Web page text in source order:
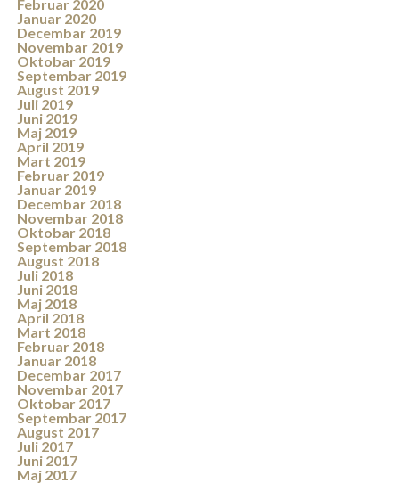
Februar 2020
Januar 2020
Decembar 2019
Novembar 2019
Oktobar 2019
Septembar 2019
August 2019
Juli 2019
Juni 2019
Maj 2019
April 2019
Mart 2019
Februar 2019
Januar 2019
Decembar 2018
Novembar 2018
Oktobar 2018
Septembar 2018
August 2018
Juli 2018
Juni 2018
Maj 2018
April 2018
Mart 2018
Februar 2018
Januar 2018
Decembar 2017
Novembar 2017
Oktobar 2017
Septembar 2017
August 2017
Juli 2017
Juni 2017
Maj 2017